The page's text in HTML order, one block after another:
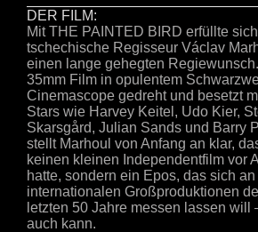
DER FILM:
Mit THE PAINTED BIRD erfüllte
tschechische Regisseur Václav
einen lange gehegten
35mm Film in opulentem
Cinemascope gedreht und besetzt
Stars wie Harvey Keitel, Udo Kier,
Skarsgård, Julian Sands und Barry
stellt Marhoul von Anfang an klar,
keinen kleinen Independentfilm vor
hatte, sondern ein Epos, das sich an
internationalen Großproduktionen
letzten 50 Jahre messen lassen will
auch kann.